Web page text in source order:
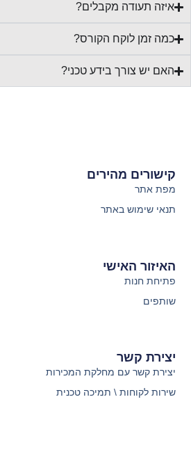
איזה תעודה מקבלים?
כמה זמן לוקח הקורס?
האם יש צורך בידע טכני?
האיזור האישי
פתיחת חנות
שותפים
קישורים מהירים
מפת אתר
תנאי שימוש באתר
יצירת קשר
יצירת קשר עם מחלקת המכירות
שירות לקוחות \ תמיכה טכנית